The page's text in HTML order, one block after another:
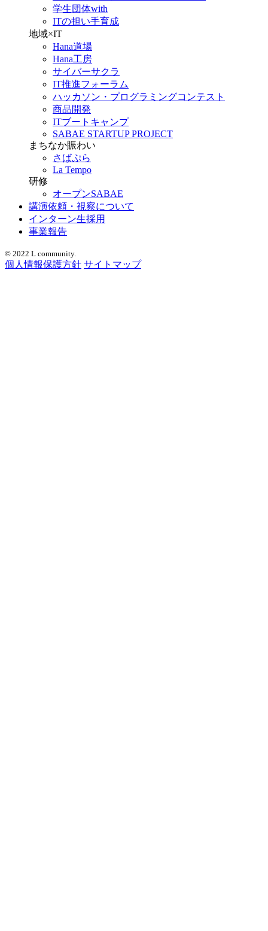
学生団体with
ITの担い手育成
地域×IT
Hana道場
Hana工房
サイバーサクラ
IT推進フォーラム
ハッカソン・プログラミングコンテスト
商品開発
ITブートキャンプ
SABAE STARTUP PROJECT
まちなか賑わい
さばぷら
La Tempo
研修
オープンSABAE
講演依頼・視察について
インターン生採用
事業報告
© 2022 L community.
個人情報保護方針 サイトマップ